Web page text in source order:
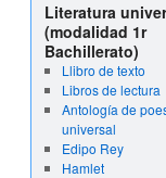
Literatura
(modalidad 1r
Bachillerato)
Llibro de texto
Libros de lectura
Antología de
universal
Edipo Rey
Hamlet